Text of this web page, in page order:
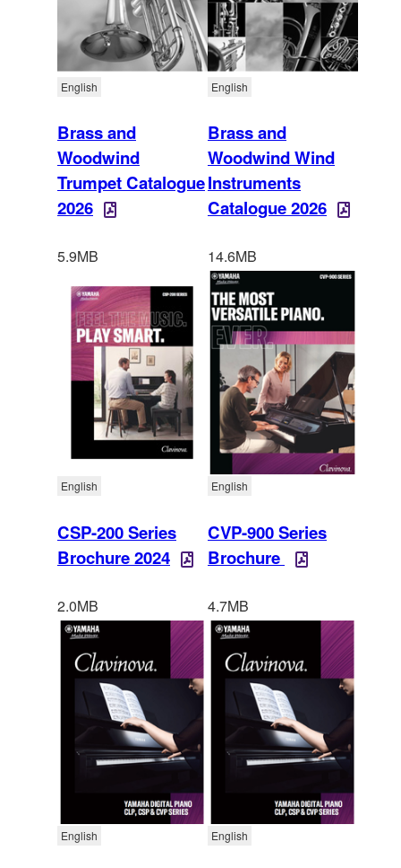
Brass and
Woodwind
Trumpet Catalogue
2026
English
5.9MB
Brass and
Woodwind Wind
Instruments
Catalogue 2026
English
14.6MB
CSP-200 Series
Brochure 2024
English
2.0MB
CVP-900 Series
Brochure
English
4.7MB
English English